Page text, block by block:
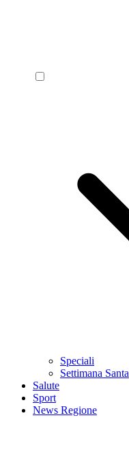
Speciali
Settimana Santa
Salute
Sport
News Regione